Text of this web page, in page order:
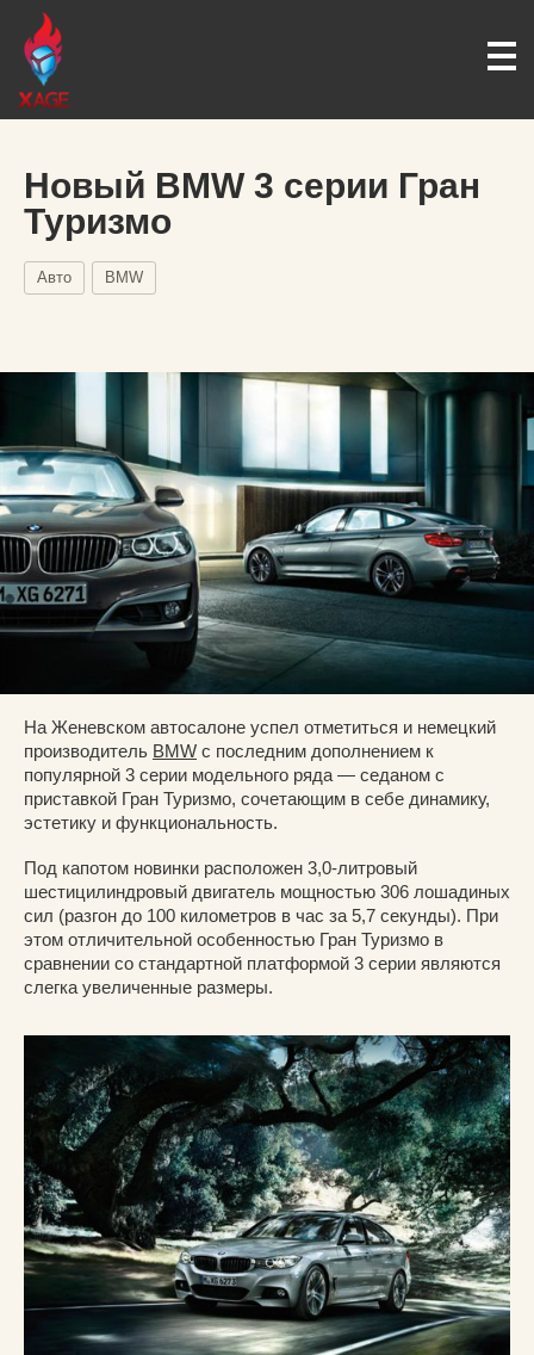
Новый BMW 3 cерии Гран
Туризмо
Авто BMW
На Женевском автосалоне успел отметиться и немецкий
производитель BMW с последним дополнением к
популярной 3 серии модельного ряда — седаном с
приставкой Гран Туризмо, сочетающим в себе динамику,
эстетику и функциональность.
Под капотом новинки расположен 3,0-литровый
шестицилиндровый двигатель мощностью 306 лошадиных
сил (разгон до 100 километров в час за 5,7 секунды). При
этом отличительной особенностью Гран Туризмо в
сравнении со стандартной платформой 3 серии являются
слегка увеличенные размеры.